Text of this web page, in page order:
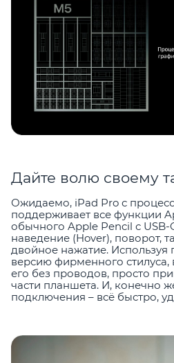
Дайте волю своему
Ожидаемо, iPad Pro с
поддерживает все функции
обычного Apple Pencil с USB-
наведение (Hover), поворот,
двойное нажатие.
версию фирменного
его без проводов, просто
части планшета. И, конечно
подключения – всё быстро,